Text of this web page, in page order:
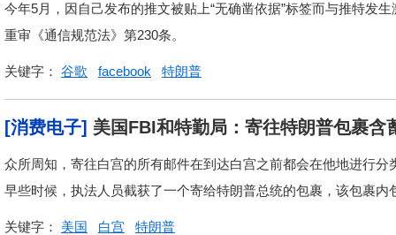
今年5月，因自己发布的推文被贴上“无确凿依据”标签而与推特发
重审《通信规范法》第230条。
关键字： 谷歌 facebook 特朗普
[消费电子] 美国FBI和特勤局：寄往特朗普包裹含
众所周知，寄往白宫的所有邮件在到达白宫之前都会在他地进行
早些时候，执法人员截获了一个寄给特朗普总统的包裹，该包裹内
关键字： 美国 白宫 特朗普